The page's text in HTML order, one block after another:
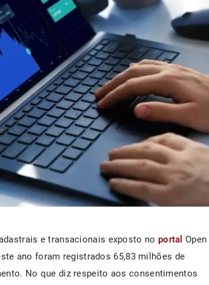
e transacionais exposto no portal Open
ano foram registrados 65,83 milhões de
No que diz respeito aos consentimentos